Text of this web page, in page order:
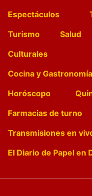
Espectáculos
Turismo
Salud
Culturales
Cocina y Gastronomía
Horóscopo
Farmacias de turno
Transmisiones en
El Diario de Papel en